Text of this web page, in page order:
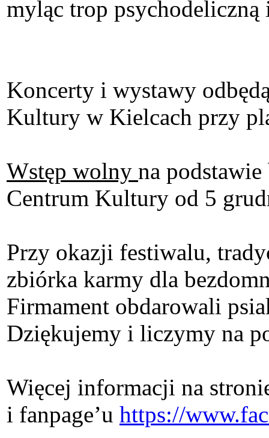
myląc trop
Koncerty i wystawy
Kultury w Kielcach przy
Wstęp wolny na
Centrum Kultury od 5
Przy okazji festiwalu,
zbiórka karmy dla
Firmament obdarowali
Dziękujemy i liczymy na
Więcej informacji na
i fanpage’u https://